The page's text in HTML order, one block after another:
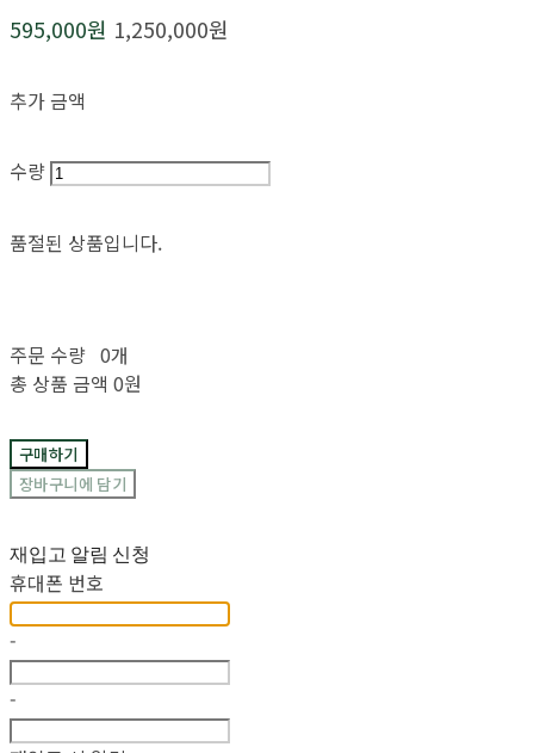
595,000원 1,250,000원
추가 금액
수량
품절된 상품입니다.
주문 수량 0개
총 상품 금액 0원
구매하기
장바구니에 담기
재입고 알림 신청
휴대폰 번호
-
-